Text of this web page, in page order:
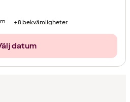
+8 bekvämligheter
datum